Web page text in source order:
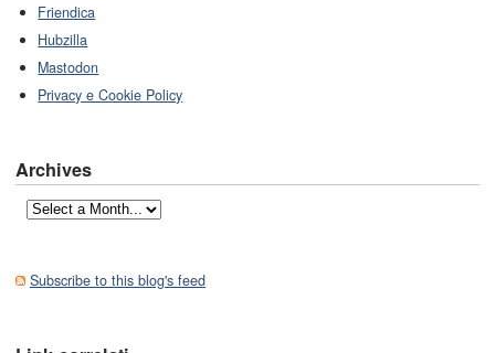
Friendica
Hubzilla
Mastodon
Privacy e Cookie Policy
Archives
Subscribe to this blog's feed